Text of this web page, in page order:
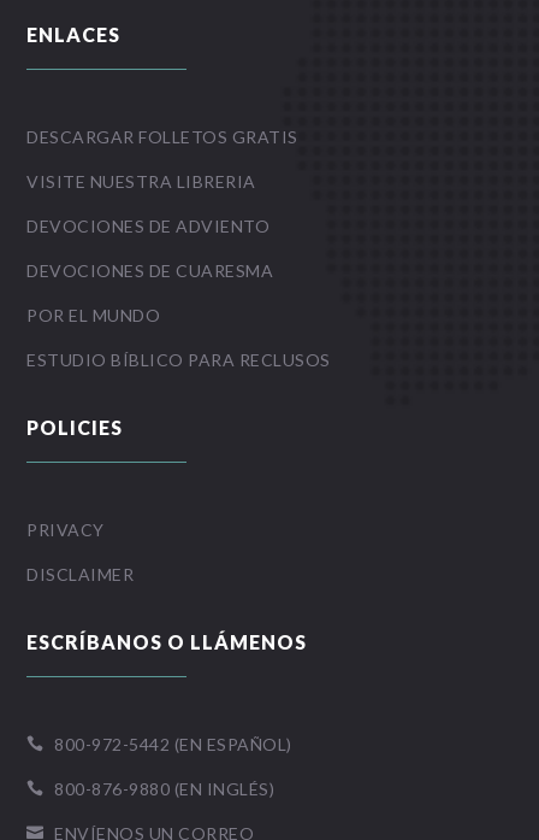
ENLACES
DESCARGAR FOLLETOS GRATIS
VISITE NUESTRA LIBRERIA
DEVOCIONES DE ADVIENTO
DEVOCIONES DE CUARESMA
POR EL MUNDO
ESTUDIO BÍBLICO PARA RECLUSOS
POLICIES
PRIVACY
DISCLAIMER
ESCRÍBANOS O LLÁMENOS
 800-972-5442 (EN ESPAÑOL)
 800-876-9880 (EN INGLÉS)
 ENVÍENOS UN CORREO